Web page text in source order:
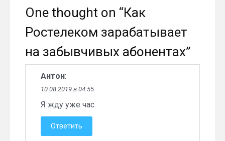
One thought on “Как
Ростелеком зарабатывает
на забывчивых абонентах”
Антон:
10.08.2019 в 04:55
Я жду уже час
Ответить